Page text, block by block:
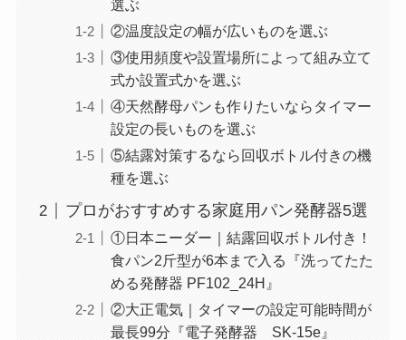
選ぶ
②温度設定の幅が広いものを選ぶ
③使用頻度や設置場所によって組み立て
式か設置式かを選ぶ
④天然酵母パンも作りたいならタイマー
設定の長いものを選ぶ
⑤結露対策するなら回収ボトル付きの機
種を選ぶ
プロがおすすめする家庭用パン発酵器5選
①日本ニーダー｜結露回収ボトル付き！
食パン2斤型が6本まで入る『洗ってたた
める発酵器 PF102_24H』
②大正電気｜タイマーの設定可能時間が
最長99分『電子発酵器 SK-15e』